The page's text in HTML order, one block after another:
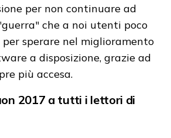
per non continuare ad
che a noi utenti poco
per sperare nel miglioramento
a disposizione, grazie ad
più accesa.
2017 a tutti i lettori di